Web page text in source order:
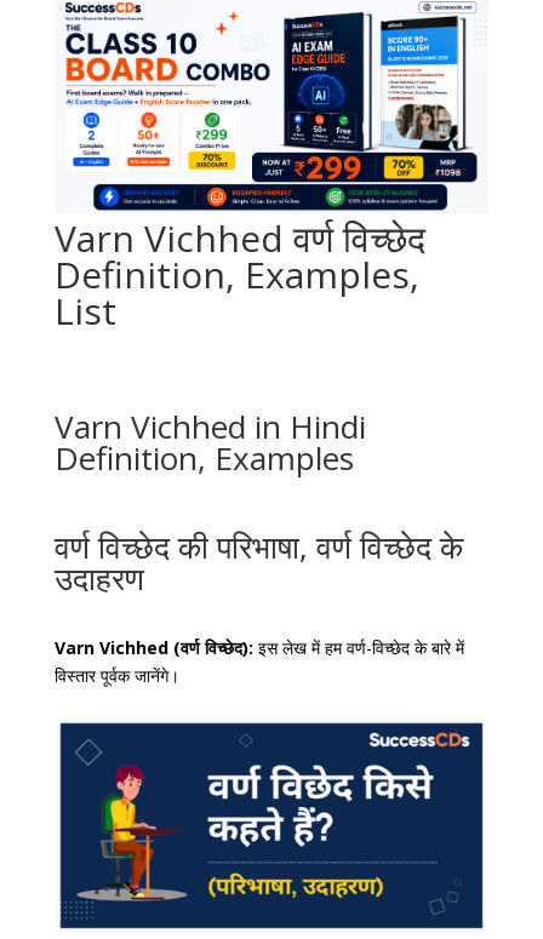
Varn Vichhed वर्ण विच्छेद
Definition, Examples,
List
Varn Vichhed in Hindi
Definition, Examples
वर्ण विच्छेद की परिभाषा, वर्ण विच्छेद के
उदाहरण
Varn Vichhed (वर्ण विच्छेद): इस लेख में हम वर्ण-विच्छेद के बारे में
विस्तार पूर्वक जानेंगे।